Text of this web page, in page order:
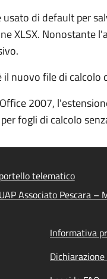
usato di default per
XLSX.
nuovo file di calcolo
2007,
fogli di calcolo
telematico
Associato Pescara –
Informativa